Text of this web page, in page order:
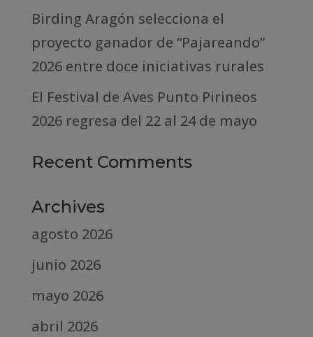
Birding Aragón selecciona el
proyecto ganador de “Pajareando”
2026 entre doce iniciativas rurales
El Festival de Aves Punto Pirineos
2026 regresa del 22 al 24 de mayo
Recent Comments
Archives
agosto 2026
junio 2026
mayo 2026
abril 2026